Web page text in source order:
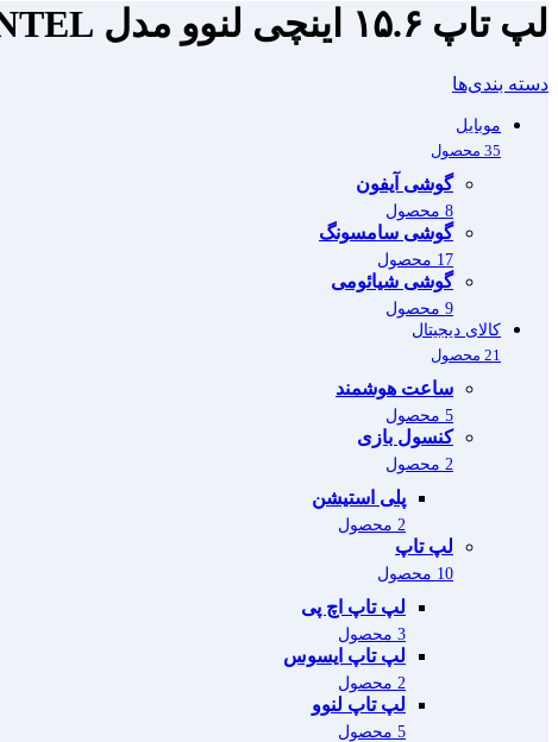
لپ تاپ ۱۵.۶ اینچی لنوو مدل V15 G4 i5 13420H 16GB 1TSSD INTEL
دسته بندی‌ها
موبایل
35 محصول
گوشی آیفون
8 محصول
گوشی سامسونگ
17 محصول
گوشی شیائومی
9 محصول
کالای دیجیتال
21 محصول
ساعت هوشمند
5 محصول
کنسول بازی
2 محصول
پلی استیشن
2 محصول
لپ تاپ
10 محصول
لپ تاپ اچ پی
3 محصول
لپ تاپ ایسوس
2 محصول
لپ تاپ لنوو
5 محصول